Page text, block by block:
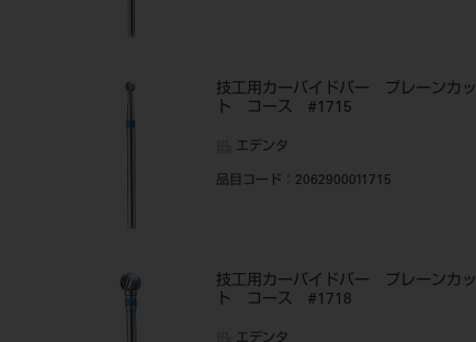
技工用カーバイドバー プレーンカッ
ト コース #1715
エデンタ
品目コード ：2062900011715
技工用カーバイドバー プレーンカッ
ト コース #1718
エデンタ